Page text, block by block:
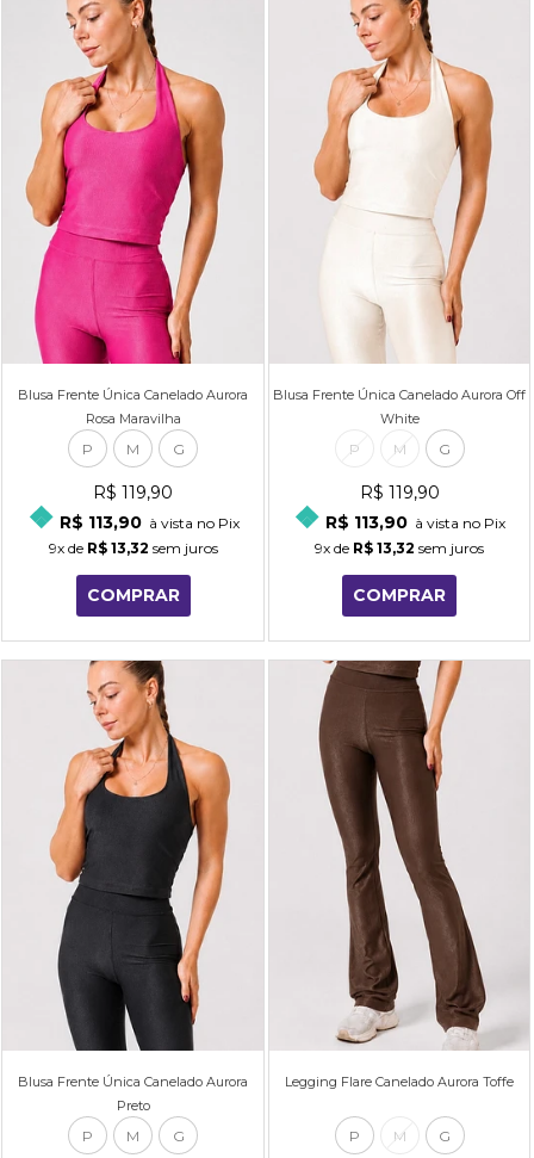
Blusa Frente Única Canelado Aurora
Rosa Maravilha
P M G
R$ 119,90
R$ 113,90 à vista no Pix
9xde R$ 13,32 sem juros
COMPRAR
Blusa Frente Única Canelado Aurora Off
White
P M G
R$ 119,90
R$ 113,90 à vista no Pix
9x de R$ 13,32 sem juros
COMPRAR
Blusa Frente Única Canelado Aurora
Preto
P M G
Legging Flare Canelado Aurora Toffe
P M G